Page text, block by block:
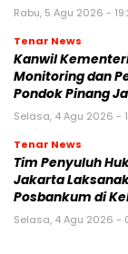
Rabu, 5 Agu 2026 -
Tenar News
Kanwil
Monitoring dan
Pondok Pinang
Selasa, 4 Agu 2026 -
Tenar News
Tim Penyuluh
Jakarta
Posbankum di
Selasa, 4 Agu 2026 -